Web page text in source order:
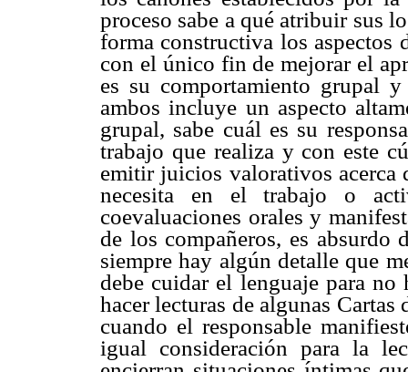
proceso sabe a qué atribuir sus
forma constructiva los aspectos
con el único fin de mejorar el
es su comportamiento grupal
ambos incluye un aspecto
grupal, sabe cuál es su
trabajo que realiza y con este
emitir juicios valorativos acerca
necesita en el trabajo o
coevaluaciones orales y
de los compañeros, es
siempre hay algún detalle que
debe cuidar el lenguaje para no
hacer lecturas de algunas
cuando el responsable
igual consideración para la